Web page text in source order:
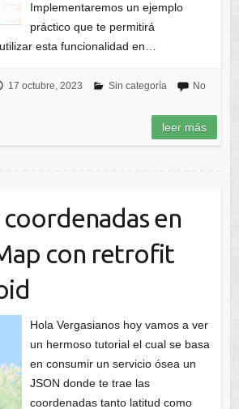
Implementaremos un ejemplo
práctico que te permitirá
esta funcionalidad en…
17 octubre, 2023 Sin categoría
No
leer más
en
con retrofit
Hola Vergasianos hoy vamos a ver
un hermoso tutorial el cual se basa
en consumir un servicio ósea un
JSON donde te trae las
coordenadas tanto latitud como